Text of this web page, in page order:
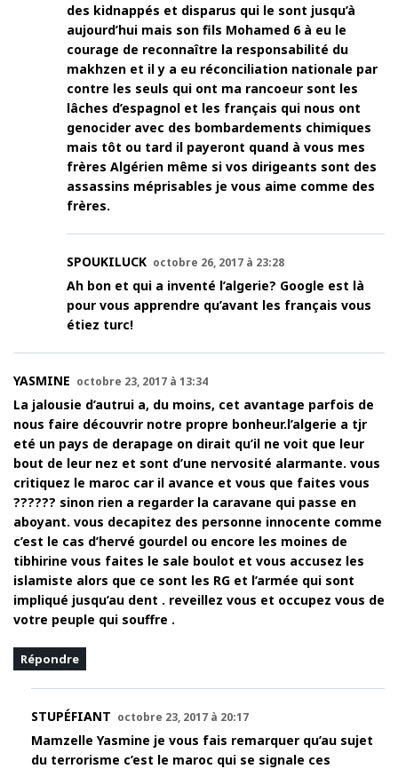
des kidnappés et disparus qui le sont jusqu’à
aujourd’hui mais son fils Mohamed 6 à eu le
courage de reconnaître la responsabilité du
makhzen et il y a eu réconciliation nationale par
contre les seuls qui ont ma rancoeur sont les
lâches d’espagnol et les français qui nous ont
genocider avec des bombardements chimiques
mais tôt ou tard il payeront quand à vous mes
frères Algérien même si vos dirigeants sont des
assassins méprisables je vous aime comme des
frères.
SPOUKILUCK octobre 26, 2017 à 23:28
Ah bon et qui a inventé l’algerie? Google est là
pour vous apprendre qu’avant les français vous
étiez turc!
YASMINE octobre 23, 2017 à 13:34
La jalousie d’autrui a, du moins, cet avantage parfois de
nous faire découvrir notre propre bonheur.l’algerie a tjr
eté un pays de derapage on dirait qu’il ne voit que leur
bout de leur nez et sont d’une nervosité alarmante. vous
critiquez le maroc car il avance et vous que faites vous
?????? sinon rien a regarder la caravane qui passe en
aboyant. vous decapitez des personne innocente comme
c’est le cas d’hervé gourdel ou encore les moines de
tibhirine vous faites le sale boulot et vous accusez les
islamiste alors que ce sont les RG et l’armée qui sont
impliqué jusqu’au dent . reveillez vous et occupez vous de
votre peuple qui souffre .
Répondre
STUPÉFIANT octobre 23, 2017 à 20:17
Mamzelle Yasmine je vous fais remarquer qu’au sujet
du terrorisme c’est le maroc qui se signale ces